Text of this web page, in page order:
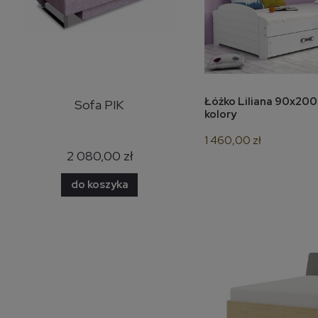
Sofa PIK
2 080,00 zł
do koszyka
Narożnik Bazalt skóra
naturalna
do
Łóżko Liliana 90x200 z materacem różne
kolory
1 460,00 zł